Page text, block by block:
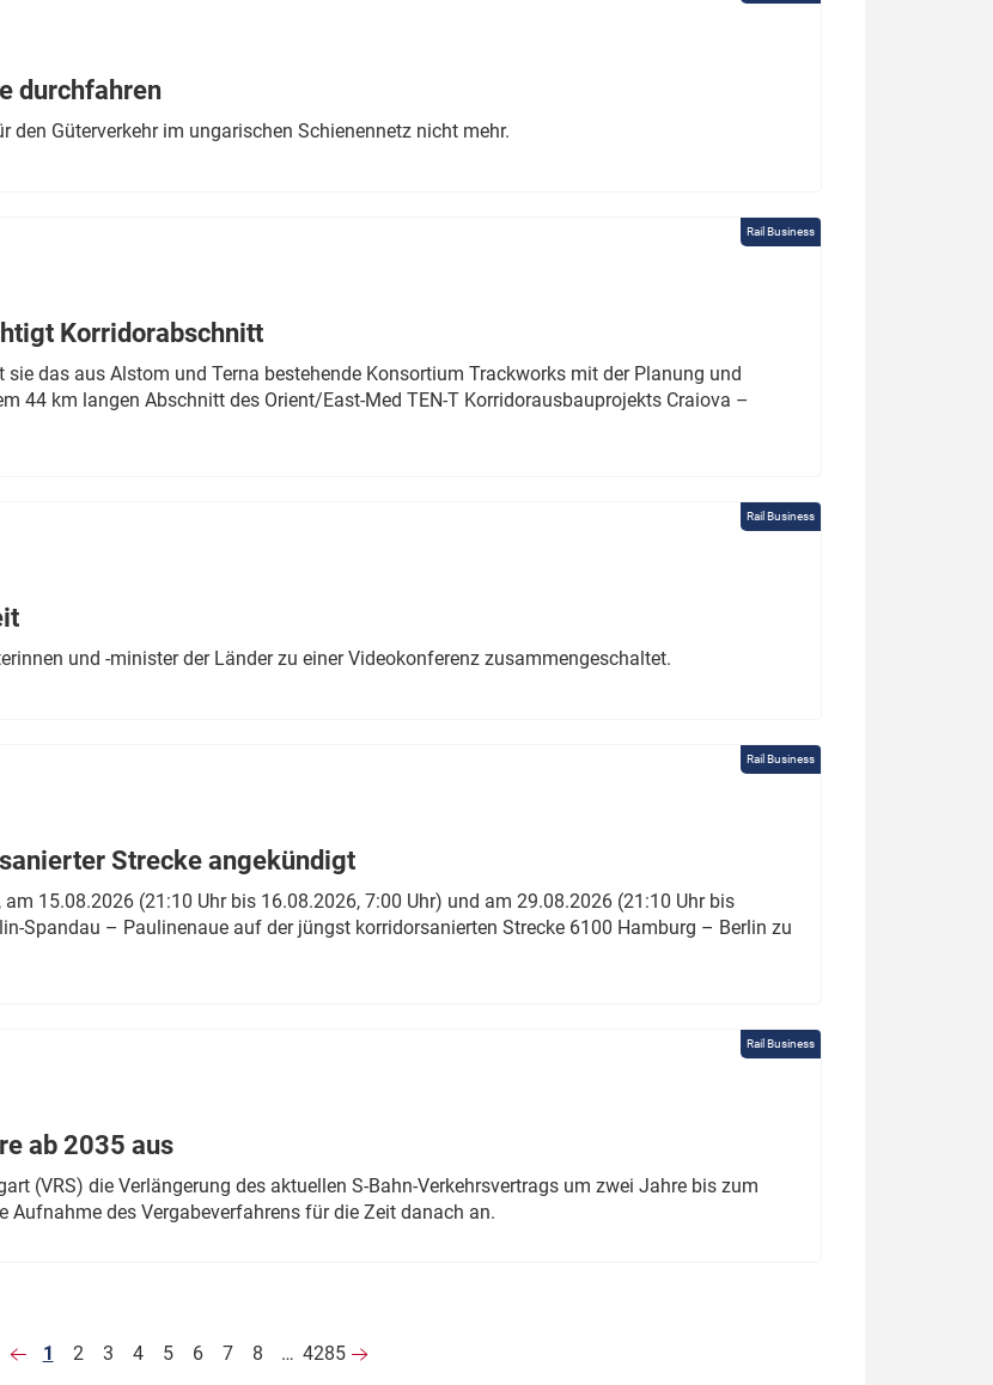
durchfahren
Güterverkehr im ungarischen Schienennetz nicht mehr.
Rail Business
Korridorabschnitt
das aus Alstom und Terna bestehende Konsortium Trackworks mit der Planung und
44 km langen Abschnitt des Orient/East-Med TEN-T Korridorausbauprojekts Craiova –
Rail Business
und -minister der Länder zu einer Videokonferenz zusammengeschaltet.
Rail Business
Strecke angekündigt
15.08.2026 (21:10 Uhr bis 16.08.2026, 7:00 Uhr) und am 29.08.2026 (21:10 Uhr bis
Spandau – Paulinenaue auf der jüngst korridorsanierten Strecke 6100 Hamburg – Berlin zu
Rail Business
ab 2035 aus
(VRS) die Verlängerung des aktuellen S-Bahn-Verkehrsvertrags um zwei Jahre bis zum
des Vergabeverfahrens für die Zeit danach an.
1 2 3 4 5 6 7 8 … 4285